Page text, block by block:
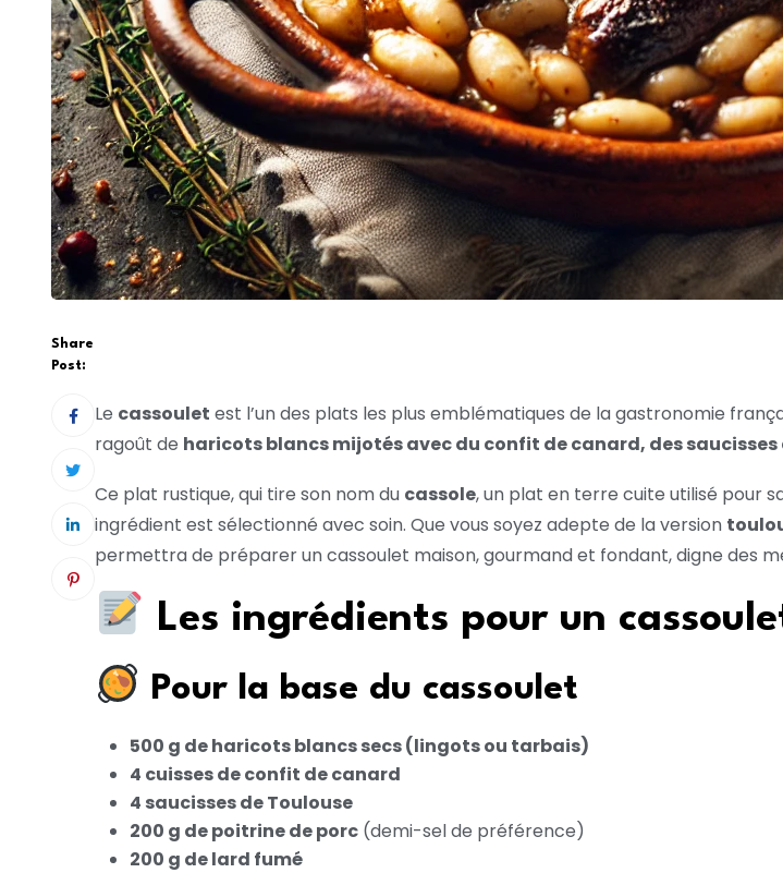
Share
Post:
Le cassoulet est l’un des plats les plus emblématiques de la gastronomie
ragoût de haricots blancs mijotés avec du confit de canard, des saucisses
Ce plat rustique, qui tire son nom du cassole, un plat en terre cuite utilisé pour
ingrédient est sélectionné avec soin. Que vous soyez adepte de la version
permettra de préparer un cassoulet maison, gourmand et fondant, digne des
Les ingrédients pour un
Pour la base du cassoulet
500 g de haricots blancs secs (lingots ou tarbais)
4 cuisses de confit de canard
4 saucisses de Toulouse
200 g de poitrine de porc (demi-sel de préférence)
200 g de lard fumé